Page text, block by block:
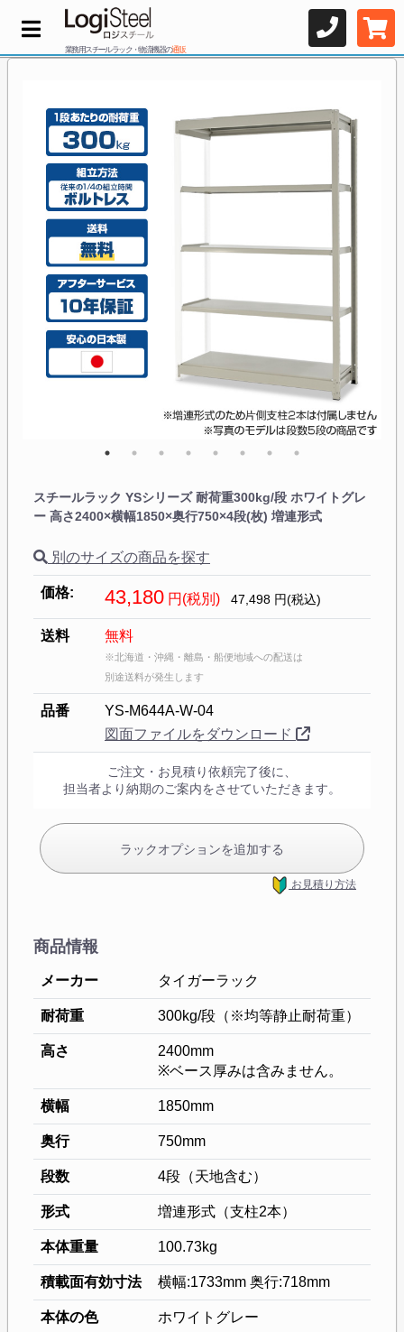
業務用スチールラック・物流機器の通販
スチールラック YSシリーズ 耐荷重300kg/段 ホワイトグレ
ー 高さ2400×横幅1850×奥行750×4段(枚) 増連形式
別のサイズの商品を探す
価格: 43,180 円(税別) 47,498 円(税込)
送料 無料
※北海道・沖縄・離島・船便地域への配送は
別途送料が発生します
品番
YS-M644A-W-04
図面ファイルをダウンロード
ご注文・お見積り依頼完了後に、
担当者より納期のご案内をさせていただきます。
ラックオプションを追加する
お見積り方法
商品情報
メーカー タイガーラック
耐荷重 300kg/段（※均等静止耐荷重）
高さ
2400mm
※ベース厚みは含みません。
横幅 1850mm
奥行 750mm
段数 4段（天地含む）
形式 増連形式（支柱2本）
本体重量 100.73kg
積載面有効寸法 横幅:1733mm 奥行:718mm
本体の色 ホワイトグレー